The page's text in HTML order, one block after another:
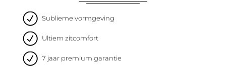
Sublieme vormgeving
Ultiem zitcomfort
7 jaar premium garantie